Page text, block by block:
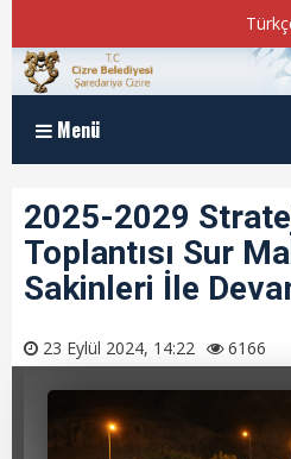
Menü
Kurumsal
Program ve Raporlar
Meclis Üyelerimiz
2025-2029
Toplantısı Sur
Sakinleri İle
23 Eylül 2024, 14:22 6166